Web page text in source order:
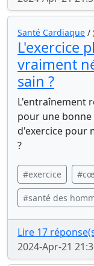
Santé Cardiaque /
L'exercice
vraiment
sain ?
L'entraînement
pour une
d'exercice pour
?
#exercice
#santé des
Lire 17
2024-Apr-21